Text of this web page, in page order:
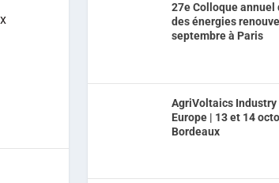
27e Colloque annuel
des énergies
septembre à Paris
AgriVoltaics Industry
Europe | 13 et 14
Bordeaux